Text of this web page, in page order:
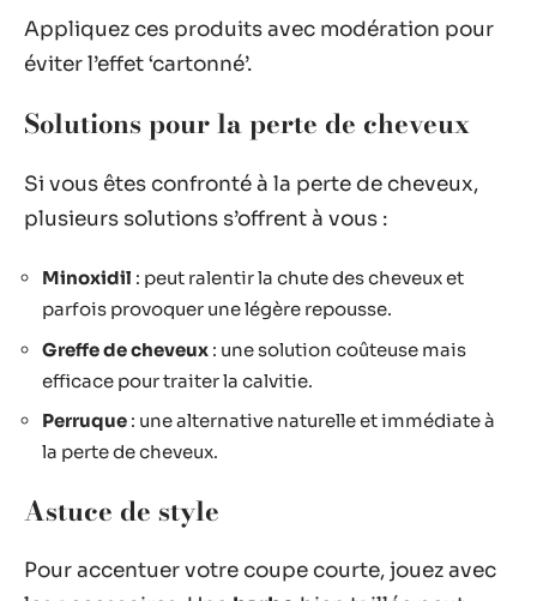
Appliquez ces produits avec modération pour
éviter l’effet ‘cartonné’.
Solutions pour la perte de cheveux
Si vous êtes confronté à la perte de cheveux,
plusieurs solutions s’offrent à vous :
Minoxidil : peut ralentir la chute des cheveux et
parfois provoquer une légère repousse.
Greffe de cheveux : une solution coûteuse mais
efficace pour traiter la calvitie.
Perruque : une alternative naturelle et immédiate à
la perte de cheveux.
Astuce de style
Pour accentuer votre coupe courte, jouez avec